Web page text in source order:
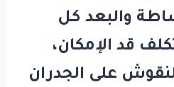
والبعد كل
قد الإمكان،
على الجدران